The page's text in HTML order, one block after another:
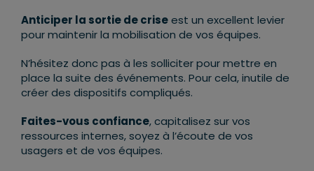
Anticiper la sortie de criseest un excellent levier
pour maintenir la mobilisation de vos équipes.
N’hésitez donc pas à les solliciter pour mettre en
place la suite des événements. Pour cela, inutile de
créer des dispositifs compliqués.
Faites-vous confiance, capitalisez sur vos
ressources internes, soyez à l’écoute de vos
usagers et de vos équipes.